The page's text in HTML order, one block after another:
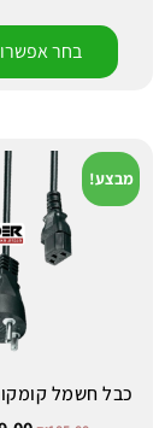
בחר
מבצע!
כבל חשמל קומקום 10